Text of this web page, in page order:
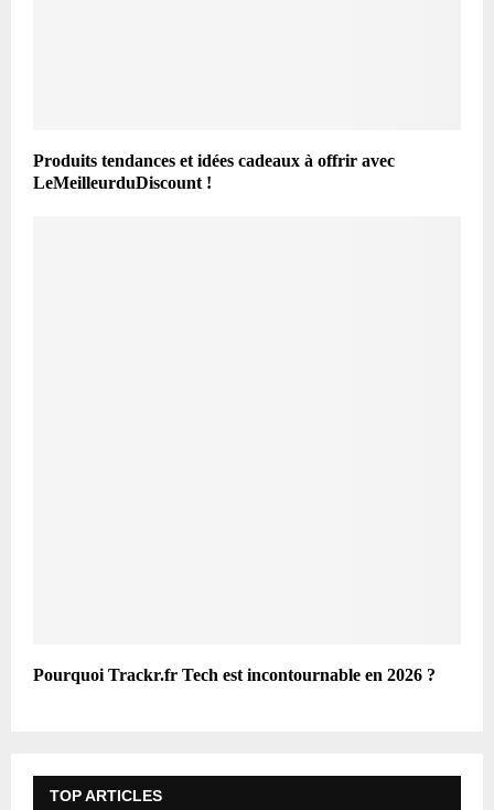
Produits tendances et idées cadeaux à offrir avec
LeMeilleurduDiscount !
Pourquoi Trackr.fr Tech est incontournable en 2026 ?
TOP ARTICLES